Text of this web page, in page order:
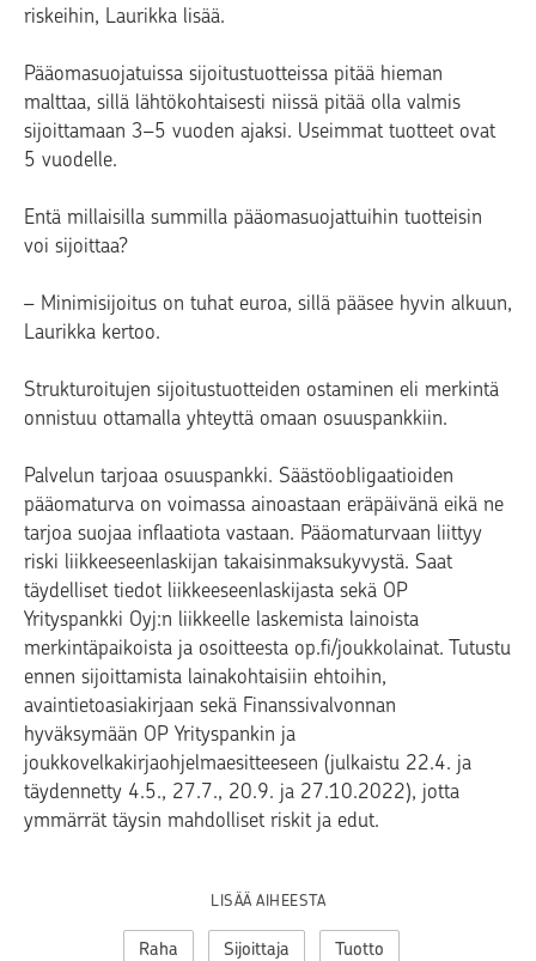
riskeihin, Laurikka lisää.
Pääomasuojatuissa sijoitustuotteissa pitää hieman
malttaa, sillä lähtökohtaisesti niissä pitää olla valmis
sijoittamaan 3–5 vuoden ajaksi. Useimmat tuotteet ovat
5 vuodelle.
Entä millaisilla summilla pääomasuojattuihin tuotteisin
voi sijoittaa?
– Minimisijoitus on tuhat euroa, sillä pääsee hyvin alkuun,
Laurikka kertoo.
Strukturoitujen sijoitustuotteiden ostaminen eli merkintä
onnistuu ottamalla yhteyttä omaan osuuspankkiin.
Palvelun tarjoaa osuuspankki. Säästöobligaatioiden
pääomaturva on voimassa ainoastaan eräpäivänä eikä ne
tarjoa suojaa inflaatiota vastaan. Pääomaturvaan liittyy
riski liikkeeseenlaskijan takaisinmaksukyvystä. Saat
täydelliset tiedot liikkeeseenlaskijasta sekä OP
Yrityspankki Oyj:n liikkeelle laskemista lainoista
merkintäpaikoista ja osoitteesta op.fi/joukkolainat. Tutustu
ennen sijoittamista lainakohtaisiin ehtoihin,
avaintietoasiakirjaan sekä Finanssivalvonnan
hyväksymään OP Yrityspankin ja
joukkovelkakirjaohjelmaesitteeseen (julkaistu 22.4. ja
täydennetty 4.5., 27.7., 20.9. ja 27.10.2022), jotta
ymmärrät täysin mahdolliset riskit ja edut.
LISÄÄ AIHEESTA
Raha Sijoittaja Tuotto